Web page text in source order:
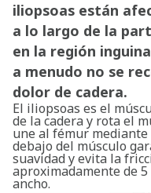
iliopsoas están
a lo largo de la
en la región
a menudo no se
dolor de cadera.
El iliopsoas es el
de la cadera y rota el
une al fémur
debajo del músculo
suavidad y evita la
aproximadamente de 5
ancho.